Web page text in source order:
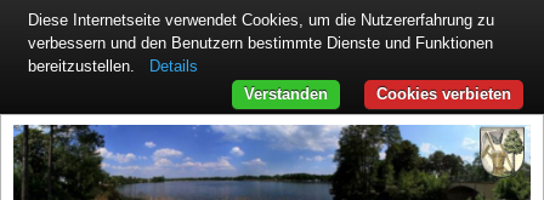
Diese Internetseite verwendet Cookies, um die Nutzererfahrung zu
verbessern und den Benutzern bestimmte Dienste und Funktionen
bereitzustellen.
Details
Cookies verbieten
Verstanden